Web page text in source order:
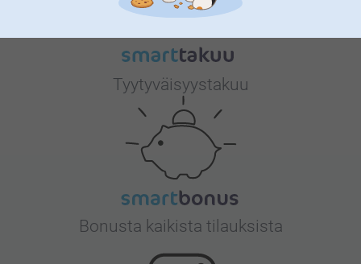
Tyytyväisyystakuu
Bonusta kaikista tilauksista